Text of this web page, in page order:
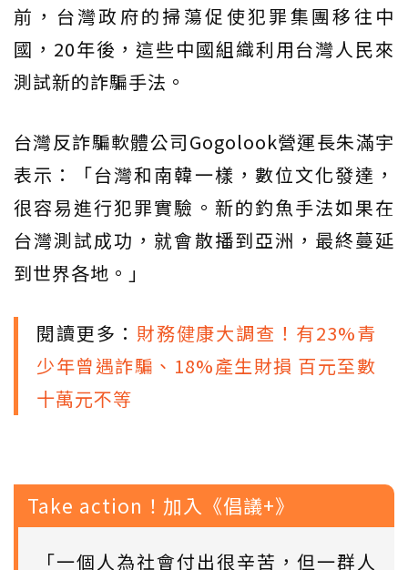
前，台灣政府的掃蕩促使犯罪集團移往中
國，20年後，這些中國組織利用台灣人民來
測試新的詐騙手法。
台灣反詐騙軟體公司Gogolook營運長朱滿宇
表示：「台灣和南韓一樣，數位文化發達，
很容易進行犯罪實驗。新的釣魚手法如果在
台灣測試成功，就會散播到亞洲，最終蔓延
到世界各地。」
閱讀更多： 財務健康大調查！有23%青
少年曾遇詐騙、18%產生財損 百元至數
十萬元不等
Take action！加入《倡議+》
「一個人為社會付出很辛苦，但一群人